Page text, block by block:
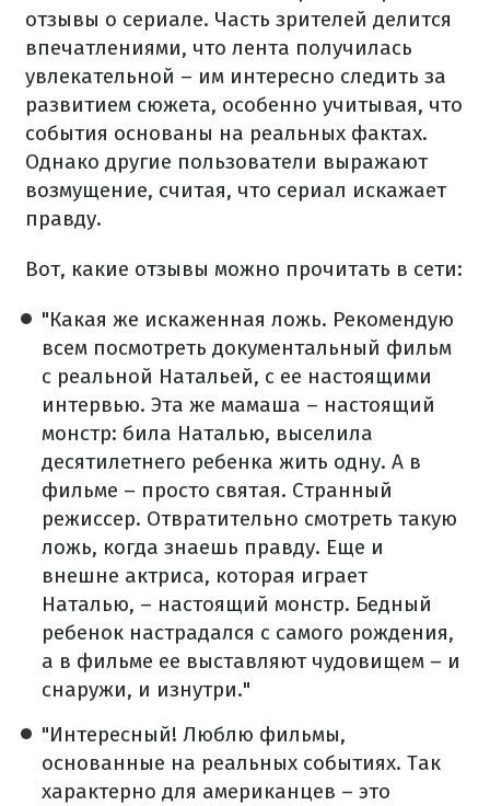
отзывы о сериале. Часть зрителей делится
впечатлениями, что лента получилась
увлекательной – им интересно следить за
развитием сюжета, особенно учитывая, что
события основаны на реальных фактах.
Однако другие пользователи выражают
возмущение, считая, что сериал искажает
правду.
Вот, какие отзывы можно прочитать в сети:
"Какая же искаженная ложь. Рекомендую
всем посмотреть документальный фильм
с реальной Натальей, с ее настоящими
интервью. Эта же мамаша – настоящий
монстр: била Наталью, выселила
десятилетнего ребенка жить одну. А в
фильме – просто святая. Странный
режиссер. Отвратительно смотреть такую
ложь, когда знаешь правду. Еще и
внешне актриса, которая играет
Наталью, – настоящий монстр. Бедный
ребенок настрадался с самого рождения,
а в фильме ее выставляют чудовищем – и
снаружи, и изнутри."
"Интересный! Люблю фильмы,
основанные на реальных событиях. Так
характерно для американцев – это